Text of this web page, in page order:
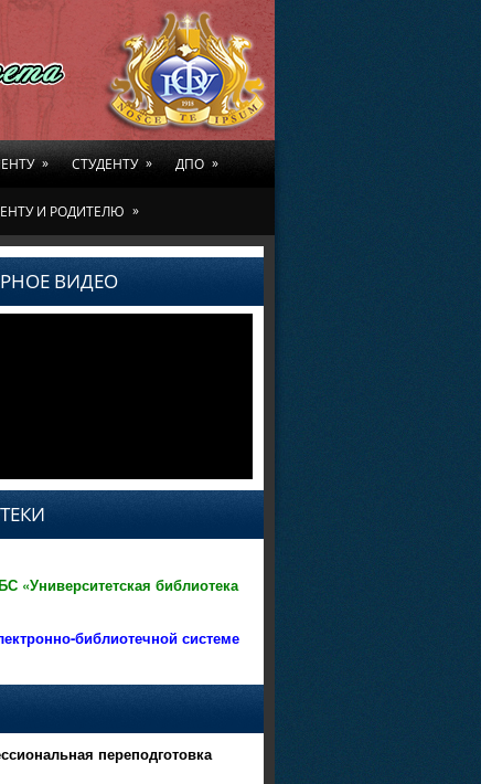
» СТУДЕНТУ » ДПО »
И РОДИТЕЛЮ »
ВИДЕО
«Университетская библиотека
библиотечной системе
переподготовка